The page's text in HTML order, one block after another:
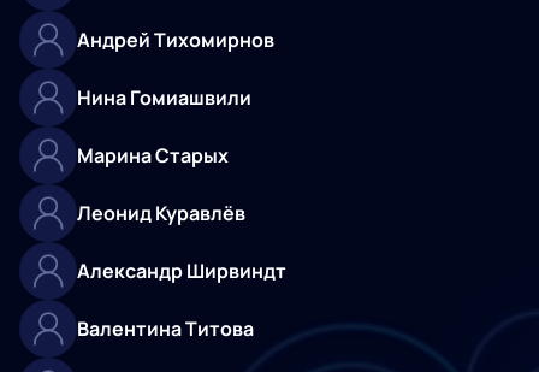
Андрей Тихомирнов
Нина Гомиашвили
Марина Старых
Леонид Куравлёв
Александр Ширвиндт
Валентина Титова